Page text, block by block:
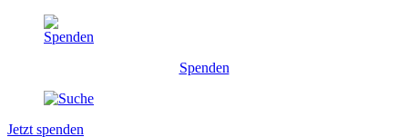
Spenden
Jetzt spenden